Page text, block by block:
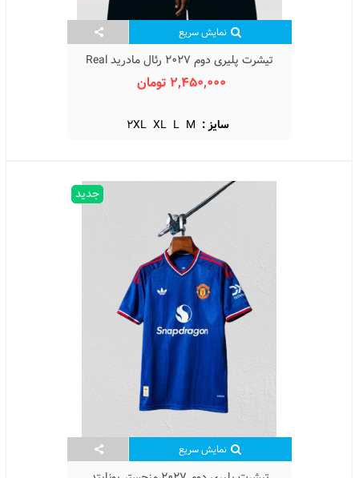
نمایش سریع
تیشرت پلیری دوم 2027 رئال مادرید Real
Madrid Away Kit 2027
2,450,000 تومان
سایز : M
L
XL
2XL
جدید
نمایش سریع